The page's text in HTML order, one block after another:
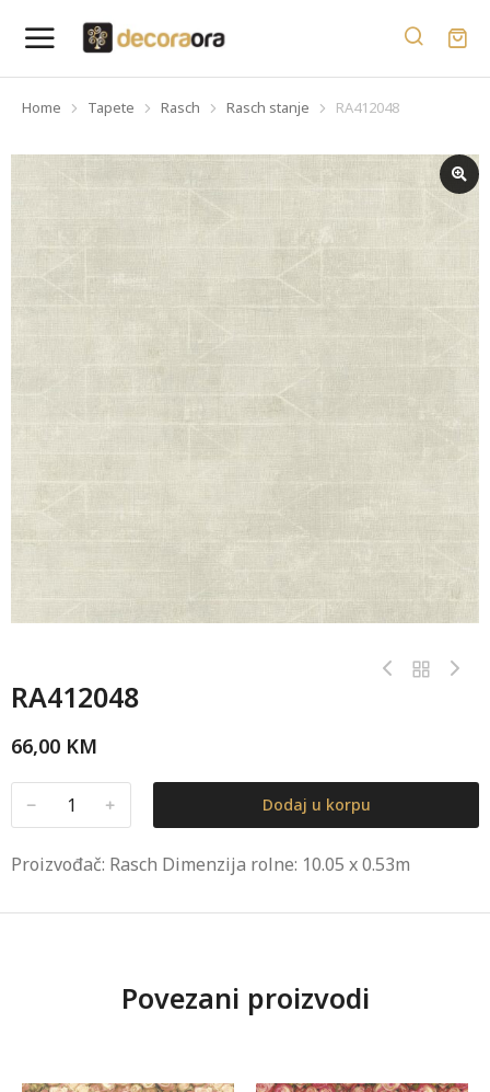
You are here:
Home Tapete Rasch Rasch stanje RA412048
RA412048
66,00 KM
﹣ ﹢ Dodaj u korpu
Proizvođač: Rasch Dimenzija rolne: 10.05 x 0.53m
Povezani proizvodi